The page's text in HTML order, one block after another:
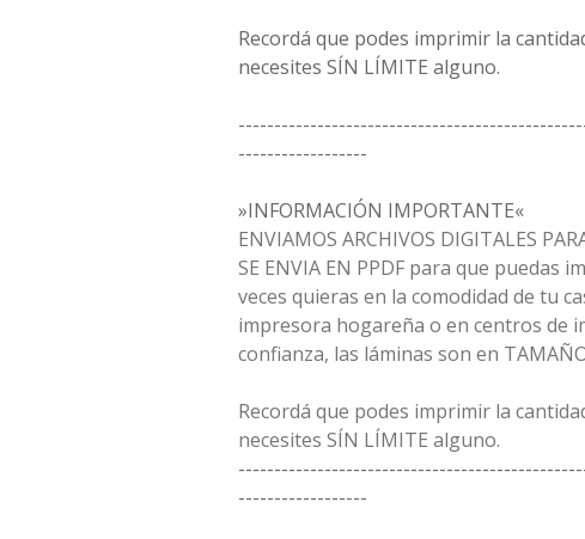
Recordá que podes imprimir la
necesites SÍN LÍMITE alguno.
------------------
»INFORMACIÓN IMPORTANTE«
ENVIAMOS ARCHIVOS DIGITALES
SE ENVIA EN PPDF para que puedas
veces quieras en la comodidad de tu
impresora hogareña o en centros de
confianza, las láminas son en
Recordá que podes imprimir la
necesites SÍN LÍMITE alguno.
------------------